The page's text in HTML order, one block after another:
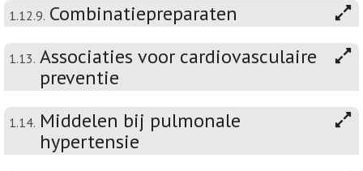
1.12.9. Combinatiepreparaten
1.13. Associaties voor cardiovasculaire
preventie
1.14. Middelen bij pulmonale
hypertensie